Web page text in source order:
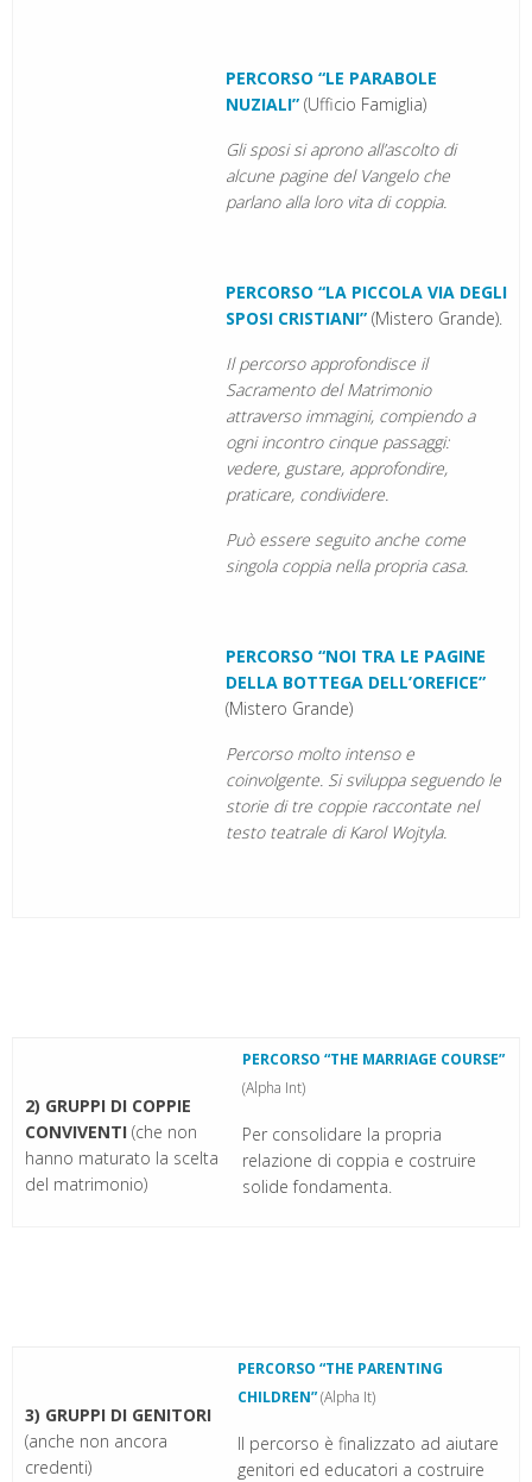
PERCORSO “LE PARABOLE
NUZIALI” (Ufficio Famiglia)
Gli sposi si aprono all’ascolto di
alcune pagine del Vangelo che
parlano alla loro vita di coppia.
PERCORSO “LA PICCOLA VIA DEGLI
SPOSI CRISTIANI” (Mistero Grande).
Il percorso approfondisce il
Sacramento del Matrimonio
attraverso immagini, compiendo a
ogni incontro cinque passaggi:
vedere, gustare, approfondire,
praticare, condividere.
Può essere seguito anche come
singola coppia nella propria casa.
PERCORSO “NOI TRA LE PAGINE
DELLA BOTTEGA DELL’OREFICE”
(Mistero Grande)
Percorso molto intenso e
coinvolgente. Si sviluppa seguendo le
storie di tre coppie raccontate nel
testo teatrale di Karol Wojtyla.
2) GRUPPI DI COPPIE
CONVIVENTI (che non
hanno maturato la scelta
del matrimonio)
PERCORSO “THE MARRIAGE COURSE”
(Alpha Int)
Per consolidare la propria
relazione di coppia e costruire
solide fondamenta.
3) GRUPPI DI GENITORI
(anche non ancora
credenti)
PERCORSO “THE PARENTING
CHILDREN”(Alpha It)
Il percorso è finalizzato ad aiutare
genitori ed educatori a costruire